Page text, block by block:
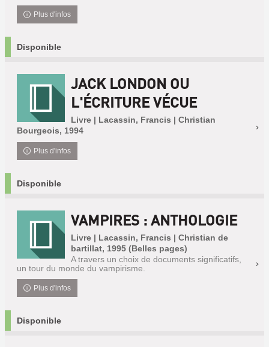
Plus d'infos
Disponible
JACK LONDON OU
L'ÉCRITURE VÉCUE
Livre | Lacassin, Francis | Christian
Bourgeois, 1994
Plus d'infos
Disponible
VAMPIRES : ANTHOLOGIE
Livre | Lacassin, Francis | Christian de
bartillat, 1995 (Belles pages)
A travers un choix de documents significatifs,
un tour du monde du vampirisme.
Plus d'infos
Disponible